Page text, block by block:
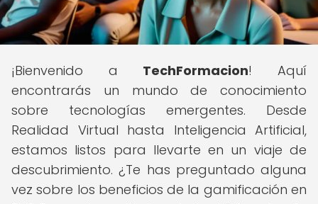
¡Bienvenido a TechFormacion! Aquí
encontrarás un mundo de conocimiento
sobre tecnologías emergentes. Desde
Realidad Virtual hasta Inteligencia Artificial,
estamos listos para llevarte en un viaje de
descubrimiento. ¿Te has preguntado alguna
vez sobre los beneficios de la gamificación en